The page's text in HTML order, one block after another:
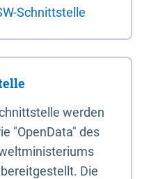
Schnittstelle
werden
"OpenData" des
Die